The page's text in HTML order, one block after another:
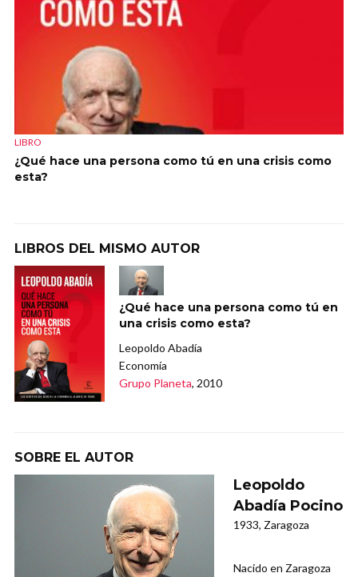
LIBRO
¿Qué hace una persona como tú en una crisis como
esta?
LIBROS DEL MISMO AUTOR
¿Qué hace una persona como tú en
una crisis como esta?
Leopoldo Abadía
Economía
Grupo Planeta, 2010
SOBRE EL AUTOR
Leopoldo
Abadía Pocino
1933, Zaragoza
Nacido en Zaragoza